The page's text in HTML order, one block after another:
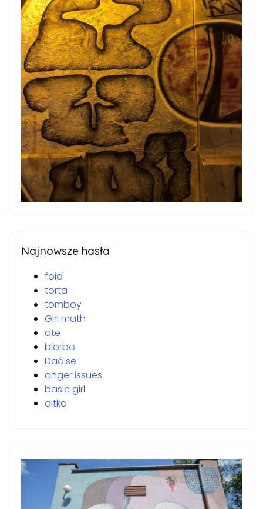
Najnowsze hasła
foid
torta
tomboy
Girl math
ate
blorbo
Dać se
anger issues
basic girl
altka